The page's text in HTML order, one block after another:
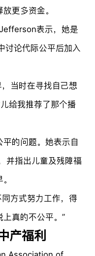
更多资金。
表示，她是
讨论代际公平后加入
当时在寻找自己想
给我推荐了那个播
的问题。她表示自
并指出儿童及残障福
方式努力工作，得
真的不公平。”
产福利